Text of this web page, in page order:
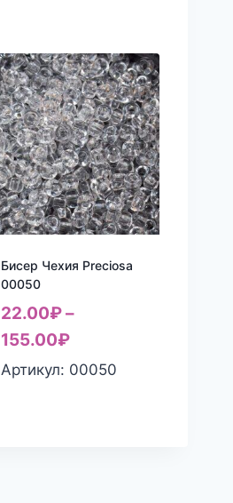
Бисер Чехия Preciosa
00050
22.00₽–
155.00₽
Артикул: 00050